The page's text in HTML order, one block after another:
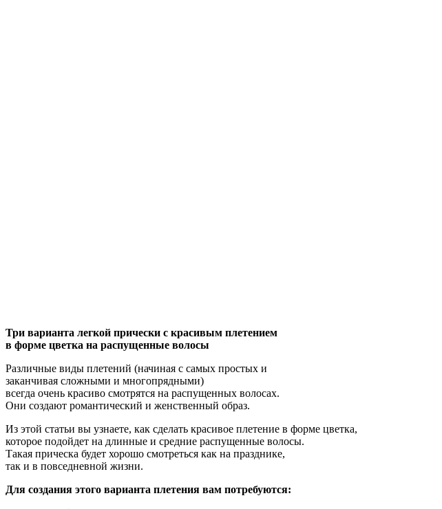
Три варианта легкой прически с красивым плетением
в форме цветка на распущенные волосы
Различные виды плетений (начиная с самых простых и
заканчивая сложными и многопрядными)
всегда очень красиво смотрятся на распущенных волосах.
Они создают романтический и женственный образ.
Из этой статьи вы узнаете, как сделать красивое плетение в форме цветка,
которое подойдет на длинные и средние распущенные волосы.
Такая прическа будет хорошо смотреться как на празднике,
так и в повседневной жизни.
Для создания этого варианта плетения вам потребуются: